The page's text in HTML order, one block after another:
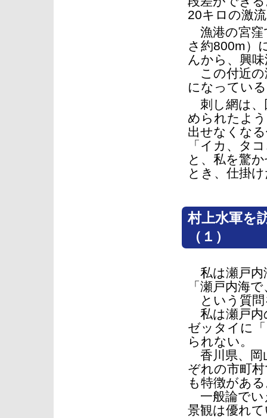
20キロの激
漁港の宮窪
さ約800m）
んから、興
この付近の
になってい
刺し網は、
められたよ
出せなくな
「イカ、タ
と、私を驚
とき、仕掛
村上水軍を
（１）
私は瀬戸内
「瀬戸内海
という質問
私は瀬戸内
ゼッタイに
られない。
香川県、岡
ぞれの市町
も特徴があ
一般論でい
景観は優れ